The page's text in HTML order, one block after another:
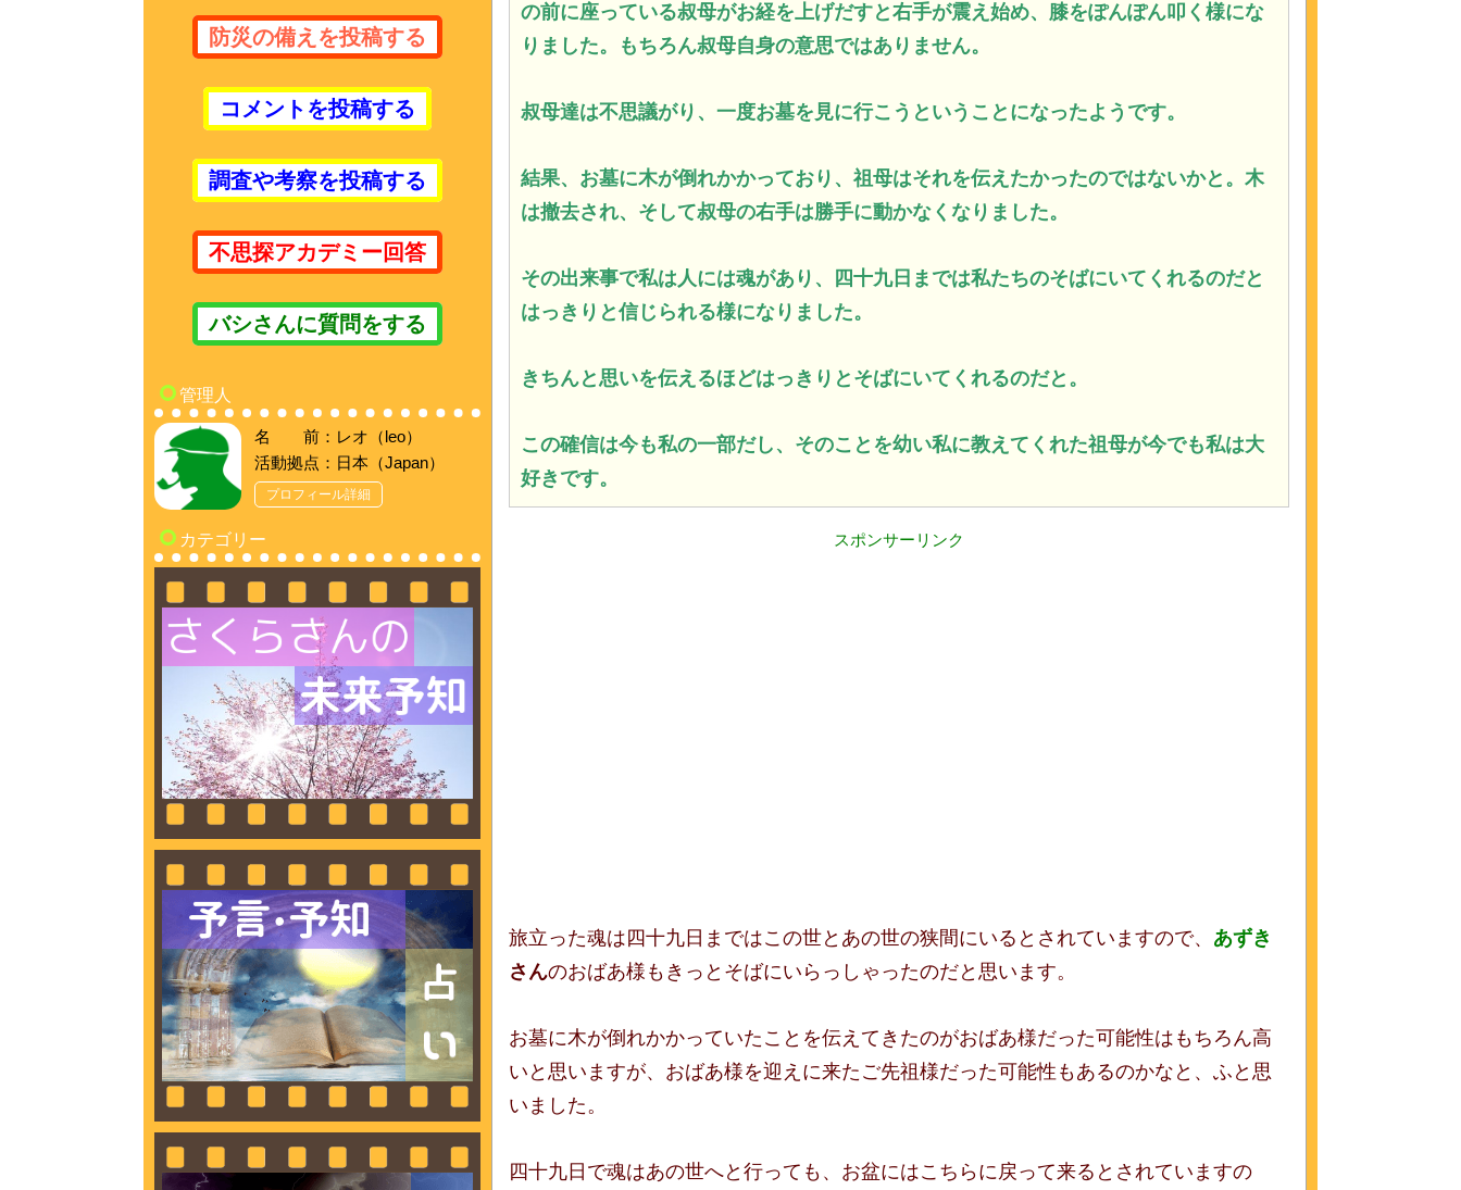
の前に座っている叔母がお経を上げだすと右手が震え始め、膝をぽんぽん叩く様にな
りました。もちろん叔母自身の意思ではありません。
叔母達は不思議がり、一度お墓を見に行こうということになったようです。
結果、お墓に木が倒れかかっており、祖母はそれを伝えたかったのではないかと。木
は撤去され、そして叔母の右手は勝手に動かなくなりました。
その出来事で私は人には魂があり、四十九日までは私たちのそばにいてくれるのだと
はっきりと信じられる様になりました。
きちんと思いを伝えるほどはっきりとそばにいてくれるのだと。
この確信は今も私の一部だし、そのことを幼い私に教えてくれた祖母が今でも私は大
好きです。
スポンサーリンク
旅立った魂は四十九日まではこの世とあの世の狭間にいるとされていますので、 あずき
さんのおばあ様もきっとそばにいらっしゃったのだと思います。
お墓に木が倒れかかっていたことを伝えてきたのがおばあ様だった可能性はもちろん高
いと思いますが、おばあ様を迎えに来たご先祖様だった可能性もあるのかなと、ふと思
いました。
四十九日で魂はあの世へと行っても、お盆にはこちらに戻って来るとされていますの
防災の備えを投稿する
コメントを投稿する
調査や考察を投稿する
不思探アカデミー回答
バシさんに質問をする
管理人
名 前：レオ（leo）
活動拠点：日本（Japan）
プロフィール詳細
カテゴリー